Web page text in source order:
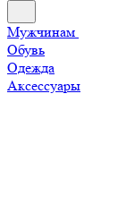
Мужчинам
Обувь
Одежда
Аксессуары